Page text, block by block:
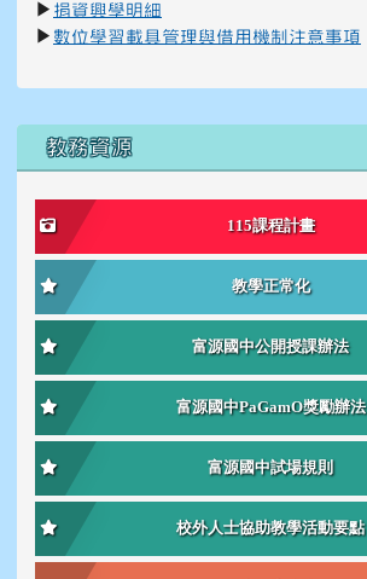
▶ 捐資興學明細
▶ 數位學習載具管理與借用機制注意事項
右邊區域內容
教務資源
115課程計畫
教學正常化
富源國中公開授課辦法
富源國中PaGamO獎勵辦法
富源國中試場規則
校外人士協助教學活動要點